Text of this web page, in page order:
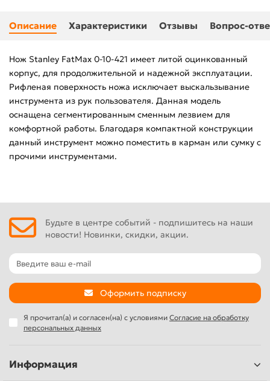
Описание Характеристики Отзывы Вопрос-
Нож Stanley FatMax 0-10-421 имеет литой оцинкованный
корпус, для продолжительной и надежной эксплуатации.
Рифленая поверхность ножа исключает выскальзывание
инструмента из рук пользователя. Данная модель
оснащена сегментированным сменным лезвием для
комфортной работы. Благодаря компактной конструкции
данный инструмент можно поместить в карман или сумку с
прочими инструментами.
Будьте в центре событий - подпишитесь на наши
новости! Новинки, скидки, акции.
Оформить подписку
Я прочитал(а) и согласен(на) с условиями Согласие на обработку
персональных данных
Информация